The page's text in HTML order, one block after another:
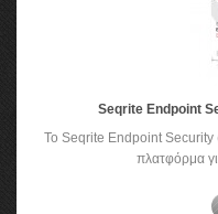
Seqrite Endpoint
Το Seqrite Endpoint Security
πλατφόρμα